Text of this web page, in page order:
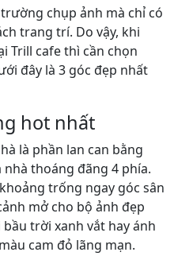
chụp ảnh mà chỉ có
trang trí. Do vậy, khi
Trill cafe thì cần chọn
đây là 3 góc đẹp nhất
hot nhất
là phần lan can bằng
thoáng đãng 4 phía.
trống ngay góc sân
mở cho bộ ảnh đẹp
trời xanh vắt hay ánh
cam đỏ lãng mạn.